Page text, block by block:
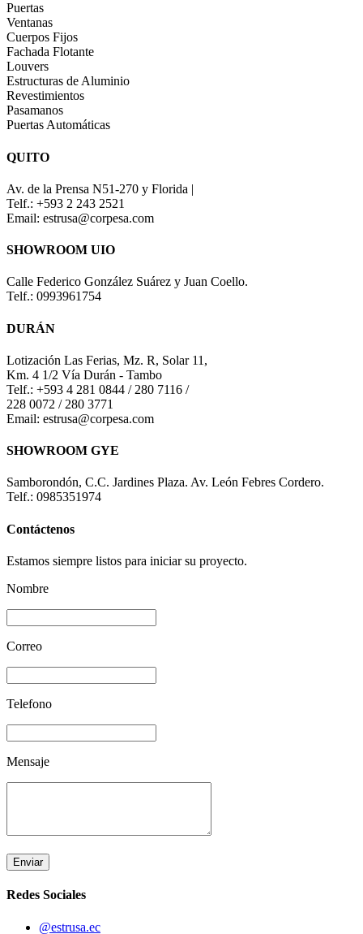
Puertas
Ventanas
Cuerpos Fijos
Fachada Flotante
Louvers
Estructuras de Aluminio
Revestimientos
Pasamanos
Puertas Automáticas
QUITO
Av. de la Prensa N51-270 y Florida |
Telf.: +593 2 243 2521
Email: estrusa@corpesa.com
SHOWROOM UIO
Calle Federico González Suárez y Juan Coello.
Telf.: 0993961754
DURÁN
Lotización Las Ferias, Mz. R, Solar 11,
Km. 4 1/2 Vía Durán - Tambo
Telf.: +593 4 281 0844 / 280 7116 /
228 0072 / 280 3771
Email: estrusa@corpesa.com
SHOWROOM GYE
Samborondón, C.C. Jardines Plaza. Av. León Febres Cordero.
Telf.: 0985351974
Contáctenos
Estamos siempre listos para iniciar su proyecto.
Nombre
Correo
Telefono
Mensaje
Enviar
Redes Sociales
@estrusa.ec